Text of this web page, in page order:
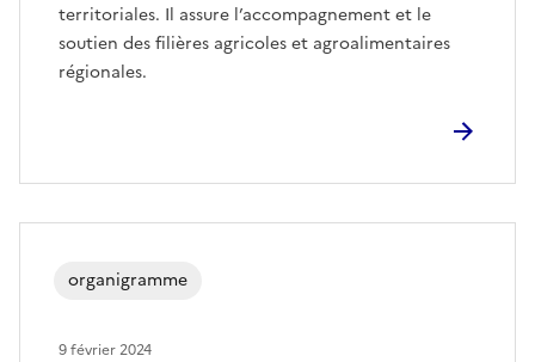
territoriales. Il assure l’accompagnement et le
soutien des filières agricoles et agroalimentaires
régionales.
organigramme
9 février 2024